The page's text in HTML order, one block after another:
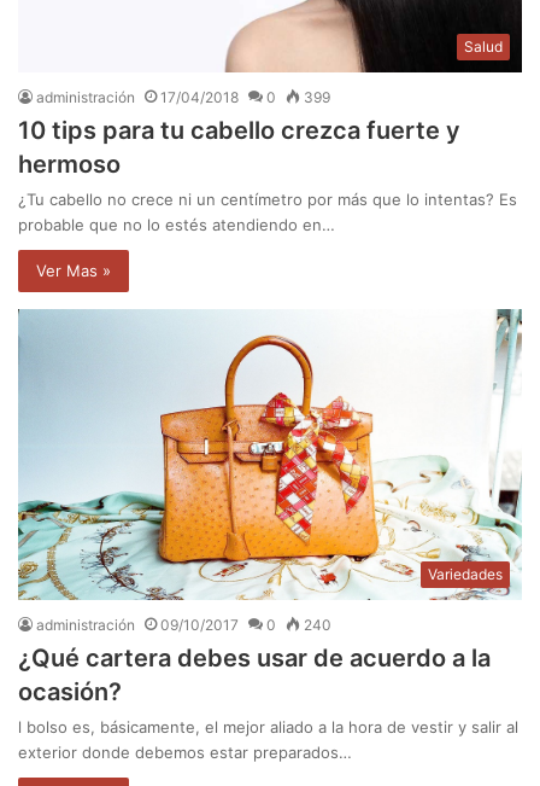
Salud
administración 17/04/2018 0 399
10 tips para tu cabello crezca fuerte y
hermoso
¿Tu cabello no crece ni un centímetro por más que lo intentas? Es
probable que no lo estés atendiendo en…
Ver Mas »
Variedades
administración 09/10/2017 0 240
¿Qué cartera debes usar de acuerdo a la
ocasión?
l bolso es, básicamente, el mejor aliado a la hora de vestir y salir al
exterior donde debemos estar preparados…